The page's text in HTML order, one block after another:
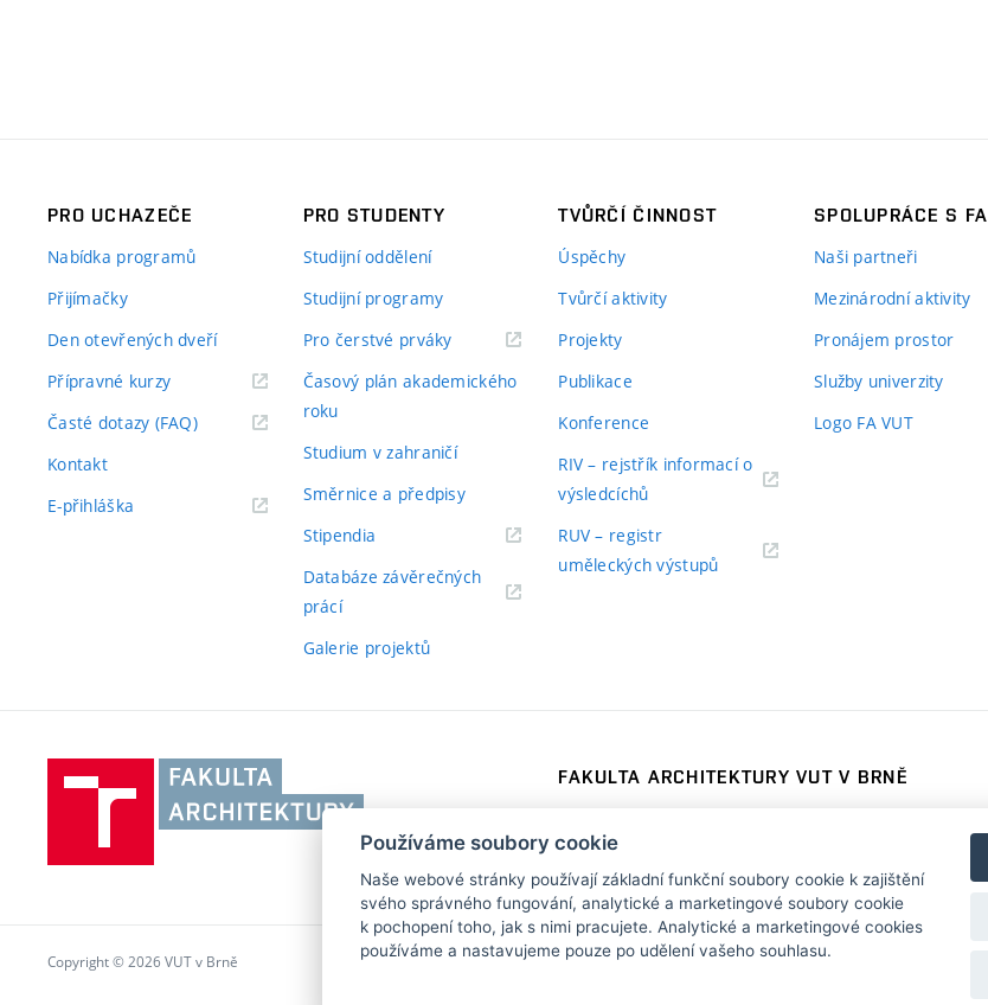
PRO UCHAZEČE
Nabídka programů
Přijímačky
Den otevřených dveří
Přípravné kurzy
Časté dotazy (FAQ)
Kontakt
E-přihláška
PRO STUDENTY
Studijní oddělení
Studijní programy
Pro čerstvé prváky
Časový plán akademického
roku
Studium v zahraničí
Směrnice a předpisy
Stipendia
Databáze závěrečných
prácí
Galerie projektů
TVŮRČÍ ČINNOST
Úspěchy
Tvůrčí aktivity
Projekty
Publikace
Konference
RIV – rejstřík informací o
výsledcíchů
RUV – registr
uměleckých výstupů
SPOLUPRÁCE S FA
Naši partneři
Mezinárodní aktivity
Pronájem prostor
Služby univerzity
Logo FA VUT
učení
technické
Brně,
Fakulta
architektury
FAKULTA ARCHITEKTURY VUT V BRNĚ
Telefon: 54114 6600
Copyright © 2026 VUT v Brně
Používáme soubory cookie
Naše webové stránky používají základní funkční soubory cookie k zajištění
svého správného fungování, analytické a marketingové soubory cookie
k pochopení toho, jak s nimi pracujete. Analytické a marketingové cookies
používáme a nastavujeme pouze po udělení vašeho souhlasu.